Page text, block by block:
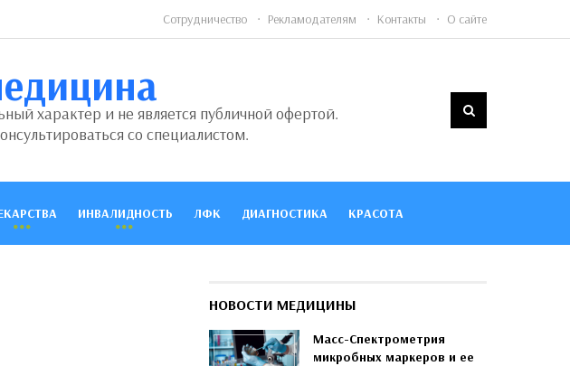
Сотрудничество Рекламодателям Контакты О сайте
характер и не является публичной офертой.
со специалистом.
ИНВАЛИДНОСТЬ ЛФК ДИАГНОСТИКА КРАСОТА
НОВОСТИ МЕДИЦИНЫ
Масс-Спектрометрия
микробных маркеров и ее